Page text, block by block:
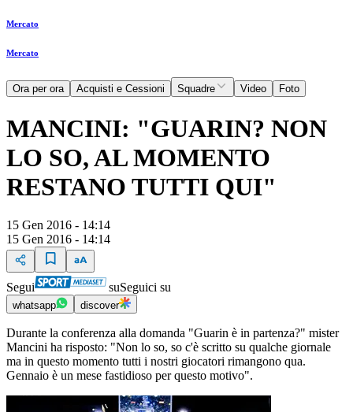
Mercato
Mercato
Ora per ora Acquisti e Cessioni Squadre Video Foto
MANCINI: "GUARIN? NON
LO SO, AL MOMENTO
RESTANO TUTTI QUI"
15 Gen 2016 - 14:14
15 Gen 2016 - 14:14
Segui suSeguici su
whatsapp discover
Durante la conferenza alla domanda "Guarin è in partenza?" mister
Mancini ha risposto: "Non lo so, so c'è scritto su qualche giornale
ma in questo momento tutti i nostri giocatori rimangono qua.
Gennaio è un mese fastidioso per questo motivo".